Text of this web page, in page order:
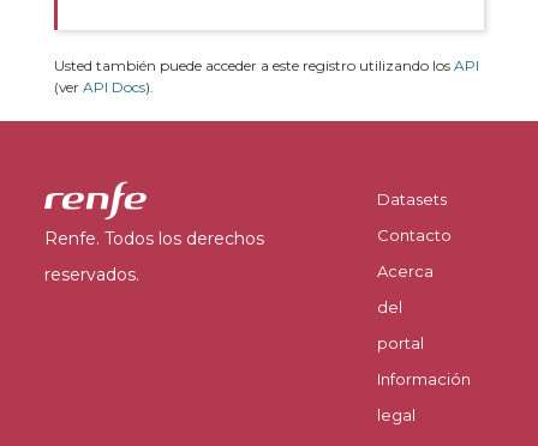
Usted también puede acceder a este registro utilizando los API
(ver API Docs).
Renfe. Todos los derechos
reservados.
Datasets
Contacto
Acerca
del
portal
Información
legal